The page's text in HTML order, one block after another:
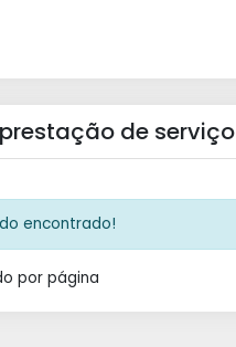
de serviço
encontrado!
por página